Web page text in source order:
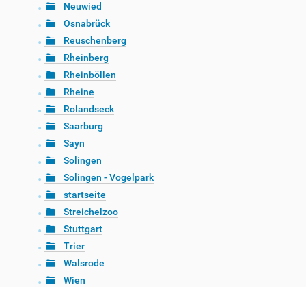
Neuwied
Osnabrück
Reuschenberg
Rheinberg
Rheinböllen
Rheine
Rolandseck
Saarburg
Sayn
Solingen
Solingen - Vogelpark
startseite
Streichelzoo
Stuttgart
Trier
Walsrode
Wien